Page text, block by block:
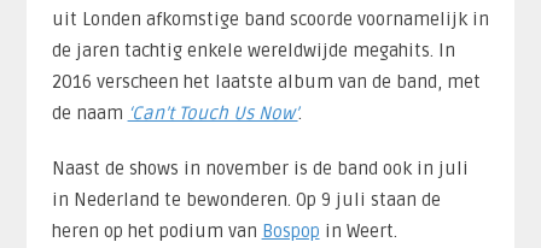
uit Londen afkomstige band scoorde voornamelijk in
de jaren tachtig enkele wereldwijde megahits. In
2016 verscheen het laatste album van de band, met
de naam ‘Can’t Touch Us Now’.
Naast de shows in november is de band ook in juli
in Nederland te bewonderen. Op 9 juli staan de
heren op het podium van Bospop in Weert.